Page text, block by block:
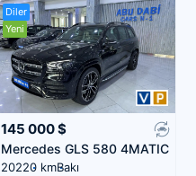
Diler
Yeni
145 000$
Mercedes GLS 580 4MATIC
20220 kmBakı